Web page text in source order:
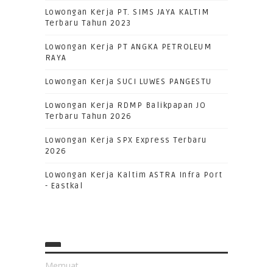
Lowongan Kerja PT. SIMS JAYA KALTIM
Terbaru Tahun 2023
Lowongan Kerja PT ANGKA PETROLEUM
RAYA
Lowongan Kerja SUCI LUWES PANGESTU
Lowongan Kerja RDMP Balikpapan JO
Terbaru Tahun 2026
Lowongan Kerja SPX Express Terbaru
2026
Lowongan Kerja Kaltim ASTRA Infra Port
- Eastkal